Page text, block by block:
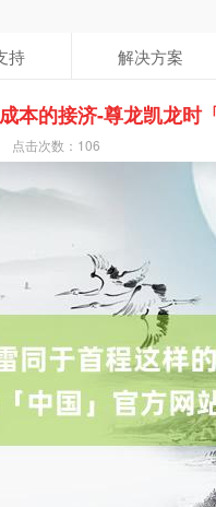
持 解决方案
本的接济-尊龙凯龙时
点击次数：106